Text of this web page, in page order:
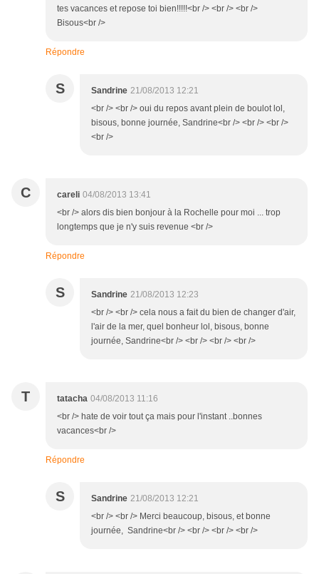
tes vacances et repose toi bien!!!!!<br /> <br /> <br />
Bisous<br />
Répondre
S Sandrine 21/08/2013 12:21
<br /> <br /> oui du repos avant plein de boulot lol,
bisous, bonne journée, Sandrine<br /> <br /> <br />
<br />
C careli 04/08/2013 13:41
<br /> alors dis bien bonjour à la Rochelle pour moi ... trop
longtemps que je n'y suis revenue <br />
Répondre
S Sandrine 21/08/2013 12:23
<br /> <br /> cela nous a fait du bien de changer d'air,
l'air de la mer, quel bonheur lol, bisous, bonne
journée, Sandrine<br /> <br /> <br /> <br />
T tatacha 04/08/2013 11:16
<br /> hate de voir tout ça mais pour l'instant ..bonnes
vacances<br />
Répondre
S Sandrine 21/08/2013 12:21
<br /> <br /> Merci beaucoup, bisous, et bonne
journée, Sandrine<br /> <br /> <br /> <br />